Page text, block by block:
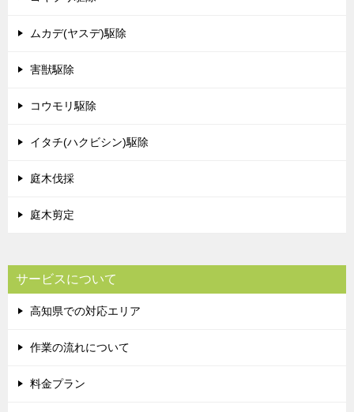
ムカデ(ヤスデ)駆除
害獣駆除
コウモリ駆除
イタチ(ハクビシン)駆除
庭木伐採
庭木剪定
サービスについて
高知県での対応エリア
作業の流れについて
料金プラン